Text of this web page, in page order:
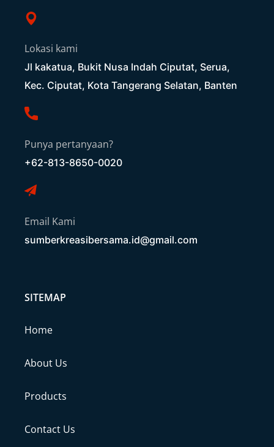
Lokasi kami
Jl kakatua, Bukit Nusa Indah Ciputat, Serua,
Kec. Ciputat, Kota Tangerang Selatan, Banten
Punya pertanyaan?
+62-813-8650-0020
Email Kami
sumberkreasibersama.id@gmail.com
SITEMAP
Home
About Us
Products
Contact Us